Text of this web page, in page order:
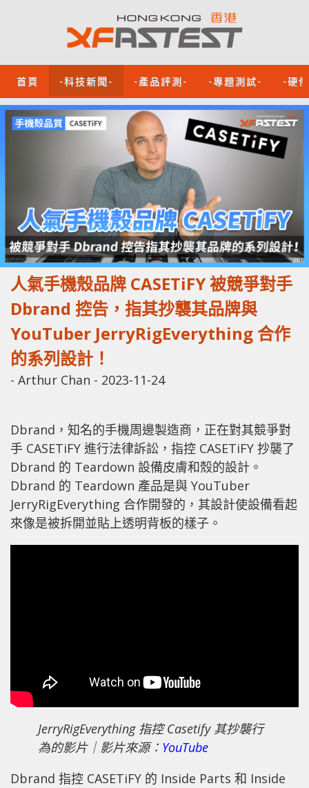
首頁 -科技新聞- -產品評測- -專題測試- -硬
人氣手機殼品牌 CASETiFY 被競爭對手
Dbrand 控告，指其抄襲其品牌與
YouTuber JerryRigEverything 合作
的系列設計！
- Arthur Chan - 2023-11-24
Dbrand，知名的手機周邊製造商，正在對其競爭對
手 CASETiFY 進行法律訴訟，指控 CASETiFY 抄襲了
Dbrand 的 Teardown 設備皮膚和殼的設計。
Dbrand 的 Teardown 產品是與 YouTuber
JerryRigEverything 合作開發的，其設計使設備看起
來像是被拆開並貼上透明背板的樣子。
JerryRigEverything 指控 Casetify 其抄襲行
為的影片｜影片來源： YouTube
Dbrand 指控 CASETiFY 的 Inside Parts 和 Inside